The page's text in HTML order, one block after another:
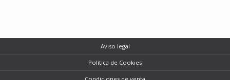
Aviso legal
Política de Cookies